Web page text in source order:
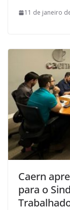
11 de janeiro
Caern
para o